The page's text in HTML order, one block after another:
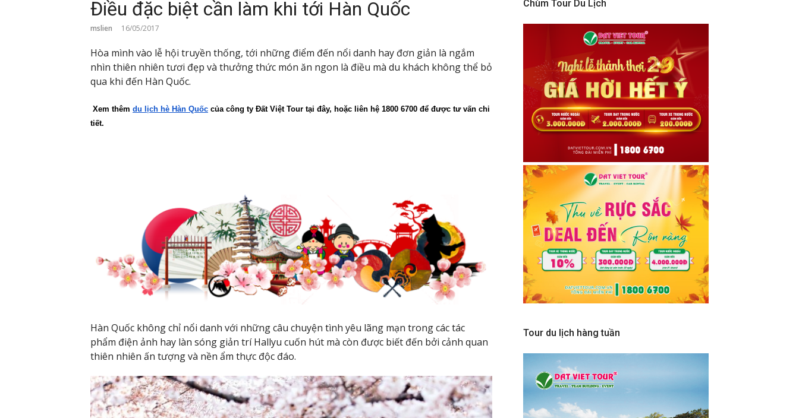
Điều đặc biệt cần làm khi tới Hàn Quốc
mslien 16/05/2017
Hòa mình vào lễ hội truyền thống, tới những điểm đến nổi danh hay đơn giản là ngắm
nhìn thiên nhiên tươi đẹp và thưởng thức món ăn ngon là điều mà du khách không thể bỏ
qua khi đến Hàn Quốc.
Xem thêm du lịch hè Hàn Quốc của công ty Đất Việt Tour tại đây, hoặc liên hệ 1800 6700 để được tư vấn chi
tiết.
Hàn Quốc không chỉ nổi danh với những câu chuyện tình yêu lãng mạn trong các tác
phẩm điện ảnh hay làn sóng giản trí Hallyu cuốn hút mà còn được biết đến bởi cảnh quan
thiên nhiên ấn tượng và nền ẩm thực độc đáo.
Chùm Tour Du Lịch
Tour du lịch hàng tuần